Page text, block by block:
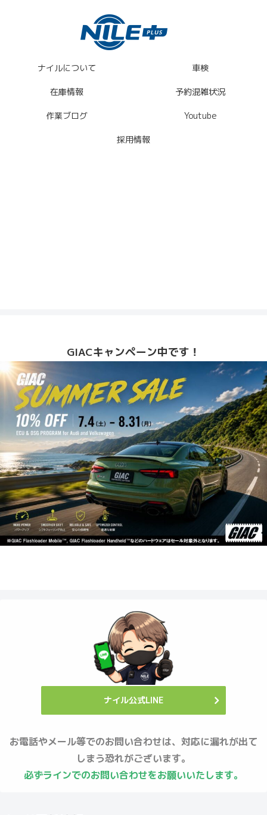
ナイルについて 車検
在庫情報 予約混雑状況
作業ブログ Youtube
採用情報
GIACキャンペーン中です！
ナイル公式LINE
お電話やメール等でのお問い合わせは、対応に漏れが出て
しまう恐れがございます。
必ずラインでのお問い合わせをお願いいたします。